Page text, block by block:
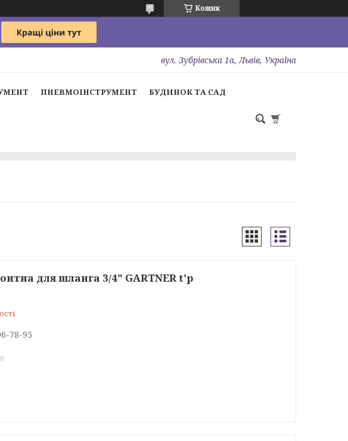
Кошик
вул. Зубрівська 1а, Львів, Україна
ПНЕВМОІНСТРУМЕНТ БУДИНОК ТА САД
для шланга 3/4" GARTNER t'p
78-95